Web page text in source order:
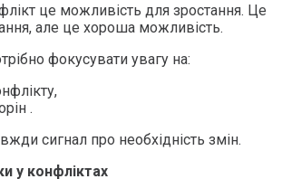
це можливість для зростання. Це
але це хороша можливість.
фокусувати увагу на:
.
сигнал про необхідність змін.
у конфліктах